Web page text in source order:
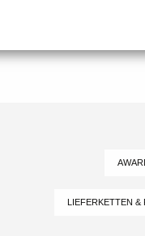
LIEFERKETTEN